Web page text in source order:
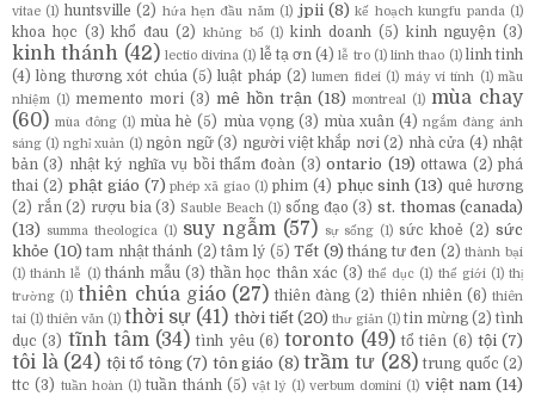
vitae (1) huntsville (2) hứa hẹn đầu năm (1) jpii (8) kế hoạch kungfu panda (1)
khoa học (3) khổ đau (2) khủng bố (1) kinh doanh (5) kinh nguyện (3)
kinh thánh (42) lectio divina (1) lễ tạ ơn (4) lễ tro (1) linh thao (1) linh tinh
(4) lòng thương xót chúa (5) luật pháp (2) lumen fidei (1) máy vi tính (1) mầu
nhiệm
(1) memento mori (3) mê hồn trận (18) montreal (1) mùa chay
(60) mùa đông (1) mùa hè (5) mùa vọng (3) mùa xuân (4) ngắm đàng ánh
sáng (1) nghỉ xuân (1) ngôn ngữ (3) người việt khắp nơi (2) nhà cửa (4) nhật
bản (3) nhật ký nghĩa vụ bồi thẩm đoàn (3) ontario (19) ottawa (2) phá
thai (2) phật giáo (7) phép xã giao (1) phim (4) phục sinh (13) quê hương
(2) rắn (2) rượu bia (3) Sauble Beach (1) sống đạo (3) st. thomas (canada)
(13)
summa theologica (1) suy ngẫm (57) sự sống (1) sức khoẻ (2) sức
khỏe (10) tam nhật thánh (2) tâm lý (5) Tết (9) tháng tư đen (2) thành bại
(1) thánh lễ (1) thánh mẫu (3) thần học thân xác (3) thể dục (1) thế giới (1) thị
trường (1) thiên chúa giáo (27) thiên đàng (2) thiên nhiên (6) thiên
tai (1) thiên văn (1) thời sự (41) thời tiết (20) thư giản (1) tin mừng (2) tình
dục (3) tĩnh tâm (34) tình yêu (6) toronto (49) tổ tiên (6) tội (7)
tôi là (24) tội tổ tông (7) tôn giáo (8) trầm tư (28) trung quốc (2)
ttc (3) tuần hoàn (1) tuần thánh (5) vật lý (1) verbum domini (1) việt nam (14)